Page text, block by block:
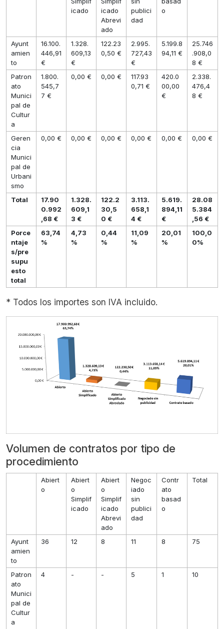
icado
icado
Abrevi
ado
publici
dad
o
Ayunt
amien
to
16.100.
446,91
€
1.328.
609,13
€
122.23
0,50 €
2.995.
727,43
€
5.199.8
94,11 €
25.746
.908,0
8 €
Patron
ato
Munici
pal de
Cultur
a
1.800.
545,7
7 €
0,00 € 0,00 €
117.93
0,71 €
420.0
00,00
€
2.338.
476,4
8 €
Geren
cia
Munici
pal de
Urbani
smo
0,00 € 0,00 € 0,00 € 0,00 € 0,00 € 0,00 €
Total
17.90
0.992
,68 €
1.328.
609,1
3 €
122.2
30,5
0 €
3.113.
658,1
4 €
5.619.
894,11
€
28.08
5.384
,56 €
Porce
ntaje
s/pre
supu
esto
total
63,74
%
4,73
%
0,44
%
11,09
%
20,01
%
100,0
0%
* Todos los importes son IVA incluido.
Volumen de contratos por tipo de
procedimiento
Abiert
o
Abiert
o
Simplif
icado
Abiert
o
Simplif
icado
Abrevi
ado
Negoc
iado
sin
publici
dad
Contr
ato
basad
o
Total
Ayunt
amien
to
36 12 8 11 8 75
Patron
ato
Munici
pal de
Cultur
a
4 - - 5 1 10